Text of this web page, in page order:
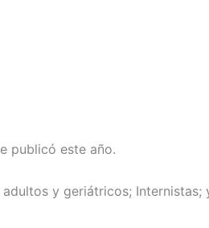
publicó este año.
y geriátricos; Internistas;